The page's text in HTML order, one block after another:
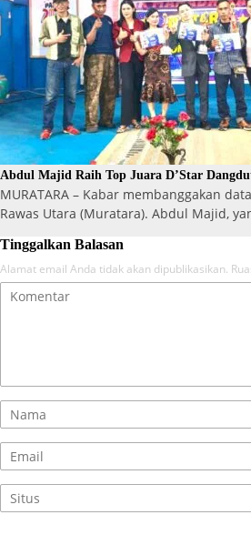
Abdul Majid Raih Top Juara D’Star
MURATARA – Kabar membanggakan
Rawas Utara (Muratara). Abdul Majid,
Tinggalkan Balasan
Alamat email Anda tidak akan dipublikasikan.